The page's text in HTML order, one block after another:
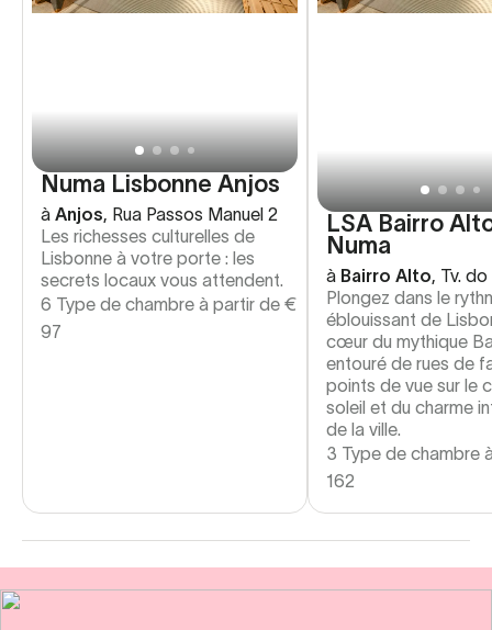
Numa Lisbonne Anjos
à Anjos, Rua Passos Manuel 2
Les richesses culturelles de
Lisbonne à votre porte : les
secrets locaux vous attendent.
6 Type de chambre à partir de €
97
LSA Bairro
Numa
à Bairro Alto, Tv.
Plongez dans le
éblouissant de
cœur du mythique
entouré de rues de
points de vue sur le
soleil et du charme
de la ville.
3 Type de chambre
162